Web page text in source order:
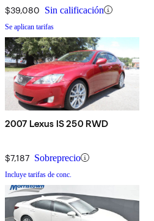
$39,080 Sin calificación
Se aplican tarifas
2007 Lexus IS 250 RWD
$7,187 Sobreprecio
Incluye tarifas de conc.